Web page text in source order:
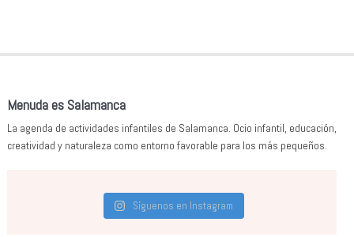
Menuda es Salamanca
La agenda de actividades infantiles de Salamanca. Ocio infantil, educación,
creatividad y naturaleza como entorno favorable para los más pequeños.
Síguenos en Instagram